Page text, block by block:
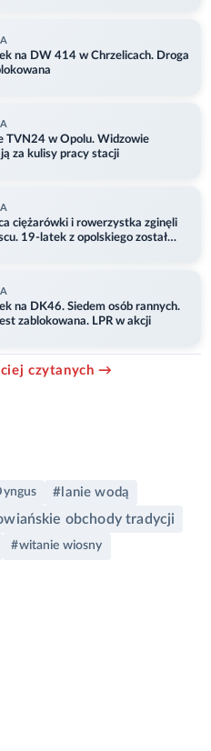
na DW 414 w Chrzelicach. Droga
TVN24 w Opolu. Widzowie
za kulisy pracy stacji
ciężarówki i rowerzystka zginęli
19-latek z opolskiego został
na DK46. Siedem osób rannych.
zablokowana. LPR w akcji
czytanych →
#lanie wodą
obchody tradycji
#witanie wiosny